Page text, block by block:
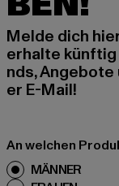
Melde dich
erhalte
nds,
er E-Mail!
An welchen
MÄNNER